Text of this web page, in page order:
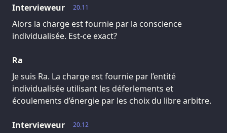
20.11
Intervieweur
Alors la charge est fournie par la conscience
individualisée. Est-ce exact?
Ra
Je suis Ra. La charge est fournie par l’entité
individualisée utilisant les déferlements et
écoulements d’énergie par les choix du libre arbitre.
20.12
Intervieweur